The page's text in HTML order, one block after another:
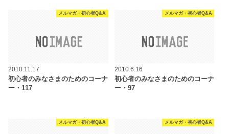
メルマガ・初心者Q&A
2010.11.17
初心者のみなさまのためのコーナ
ー・117
メルマガ・初心者Q&A
2010.6.16
初心者のみなさまのためのコーナ
ー・97
メルマガ・初心者Q&A メルマガ・初心者Q&A